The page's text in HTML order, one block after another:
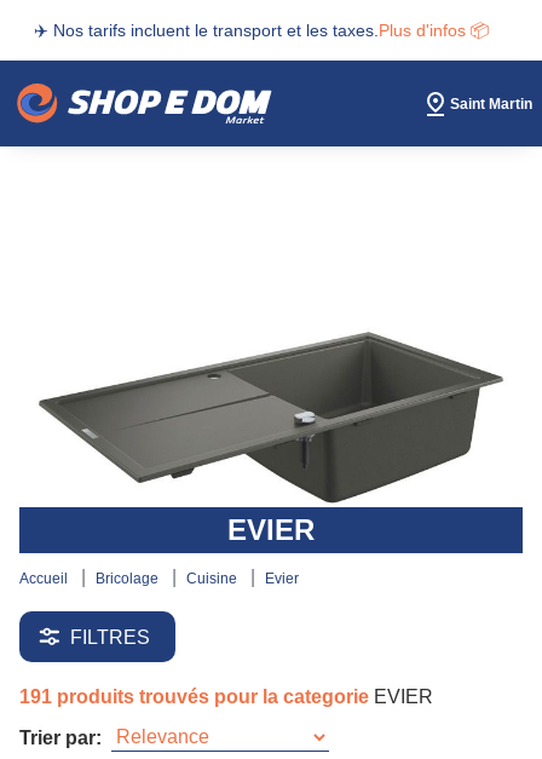
✈️ Nos tarifs incluent le transport et les taxes. Plus d'infos 📦
Saint Martin
EVIER
accueil bricolage cuisine evier
FILTRES
191 produits trouvés pour la categorie EVIER
Trier par: